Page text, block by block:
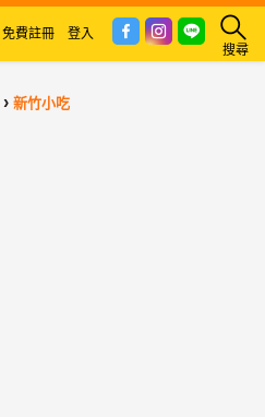
搜尋
免費註冊 登入
›新竹小吃